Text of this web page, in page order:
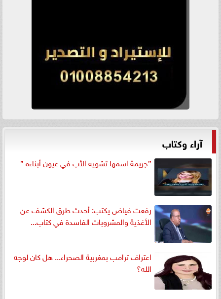
آراء وكتاب
”جريمة اسمها تشويه الأب في عيون أبناءه ”
رفعت فياض يكتب: أحدث طرق الكشف عن
الأغذية والمشروبات الفاسدة في كتاب...
اعتراف ترامب بمغربية الصحراء... هل كان لوجه
الله؟